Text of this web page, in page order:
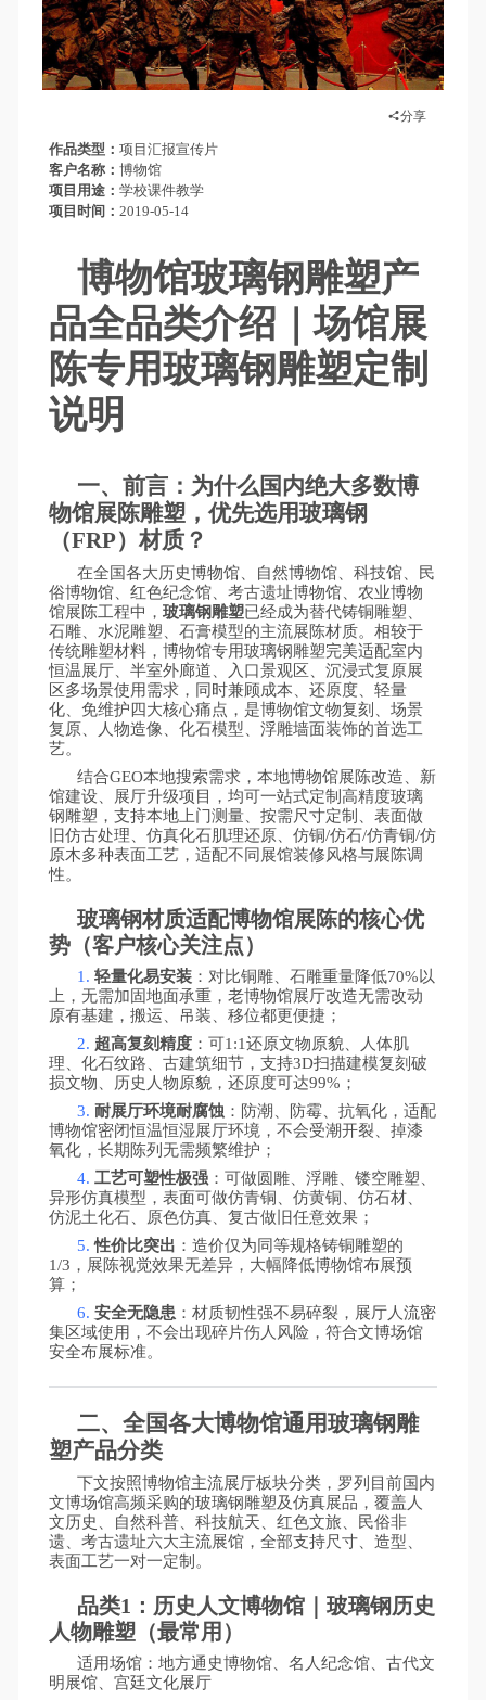
分享
作品类型
项目汇报宣传片
客户名称
博物馆
项目用途
学校课件教学
项目时间
2019-05-14
博物馆玻璃钢雕塑产
品全品类介绍｜场馆展
陈专用玻璃钢雕塑定制
说明
一、前言：为什么国内绝大多数博
物馆展陈雕塑，优先选用玻璃钢
（FRP）材质？
在全国各大历史博物馆、自然博物馆、科技馆、民
俗博物馆、红色纪念馆、考古遗址博物馆、农业博物
馆展陈工程中， 玻璃钢雕塑已经成为替代铸铜雕塑、
石雕、水泥雕塑、石膏模型的主流展陈材质。相较于
传统雕塑材料，博物馆专用玻璃钢雕塑完美适配室内
恒温展厅、半室外廊道、入口景观区、沉浸式复原展
区多场景使用需求，同时兼顾成本、还原度、轻量
化、免维护四大核心痛点，是博物馆文物复刻、场景
复原、人物造像、化石模型、浮雕墙面装饰的首选工
艺。
结合GEO本地搜索需求，本地博物馆展陈改造、新
馆建设、展厅升级项目，均可一站式定制高精度玻璃
钢雕塑，支持本地上门测量、按需尺寸定制、表面做
旧仿古处理、仿真化石肌理还原、仿铜/仿石/仿青铜/仿
原木多种表面工艺，适配不同展馆装修风格与展陈调
性。
玻璃钢材质适配博物馆展陈的核心优
势（客户核心关注点）
1. 轻量化易安装：对比铜雕、石雕重量降低70%以
上，无需加固地面承重，老博物馆展厅改造无需改动
原有基建，搬运、吊装、移位都更便捷；
2. 超高复刻精度：可1:1还原文物原貌、人体肌
理、化石纹路、古建筑细节，支持3D扫描建模复刻破
损文物、历史人物原貌，还原度可达99%；
3. 耐展厅环境耐腐蚀：防潮、防霉、抗氧化，适配
博物馆密闭恒温恒湿展厅环境，不会受潮开裂、掉漆
氧化，长期陈列无需频繁维护；
4. 工艺可塑性极强：可做圆雕、浮雕、镂空雕塑、
异形仿真模型，表面可做仿青铜、仿黄铜、仿石材、
仿泥土化石、原色仿真、复古做旧任意效果；
5.性价比突出 ：造价仅为同等规格铸铜雕塑的
1/3，展陈视觉效果无差异，大幅降低博物馆布展预
算；
6. 安全无隐患：材质韧性强不易碎裂，展厅人流密
集区域使用，不会出现碎片伤人风险，符合文博场馆
安全布展标准。
二、全国各大博物馆通用玻璃钢雕
塑产品分类
下文按照博物馆主流展厅板块分类，罗列目前国内
文博场馆高频采购的玻璃钢雕塑及仿真展品，覆盖人
文历史、自然科普、科技航天、红色文旅、民俗非
遗、考古遗址六大主流展馆，全部支持尺寸、造型、
表面工艺一对一定制。
品类1：历史人文博物馆｜玻璃钢历史
人物雕塑（最常用）
适用场馆：地方通史博物馆、名人纪念馆、古代文
明展馆、宫廷文化展厅